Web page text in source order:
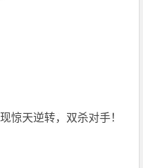
惊天逆转，双杀对手！